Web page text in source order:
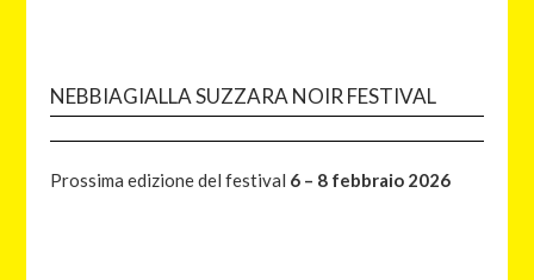
NEBBIAGIALLA SUZZARA NOIR FESTIVAL
Prossima edizione del festival 6 – 8 febbraio 2026